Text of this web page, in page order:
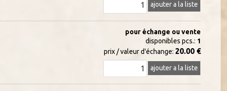
ajouter a la liste
pour échange ou vente
disponibles pcs.: 1
prix / valeur d'échange: 20.00 €
ajouter a la liste